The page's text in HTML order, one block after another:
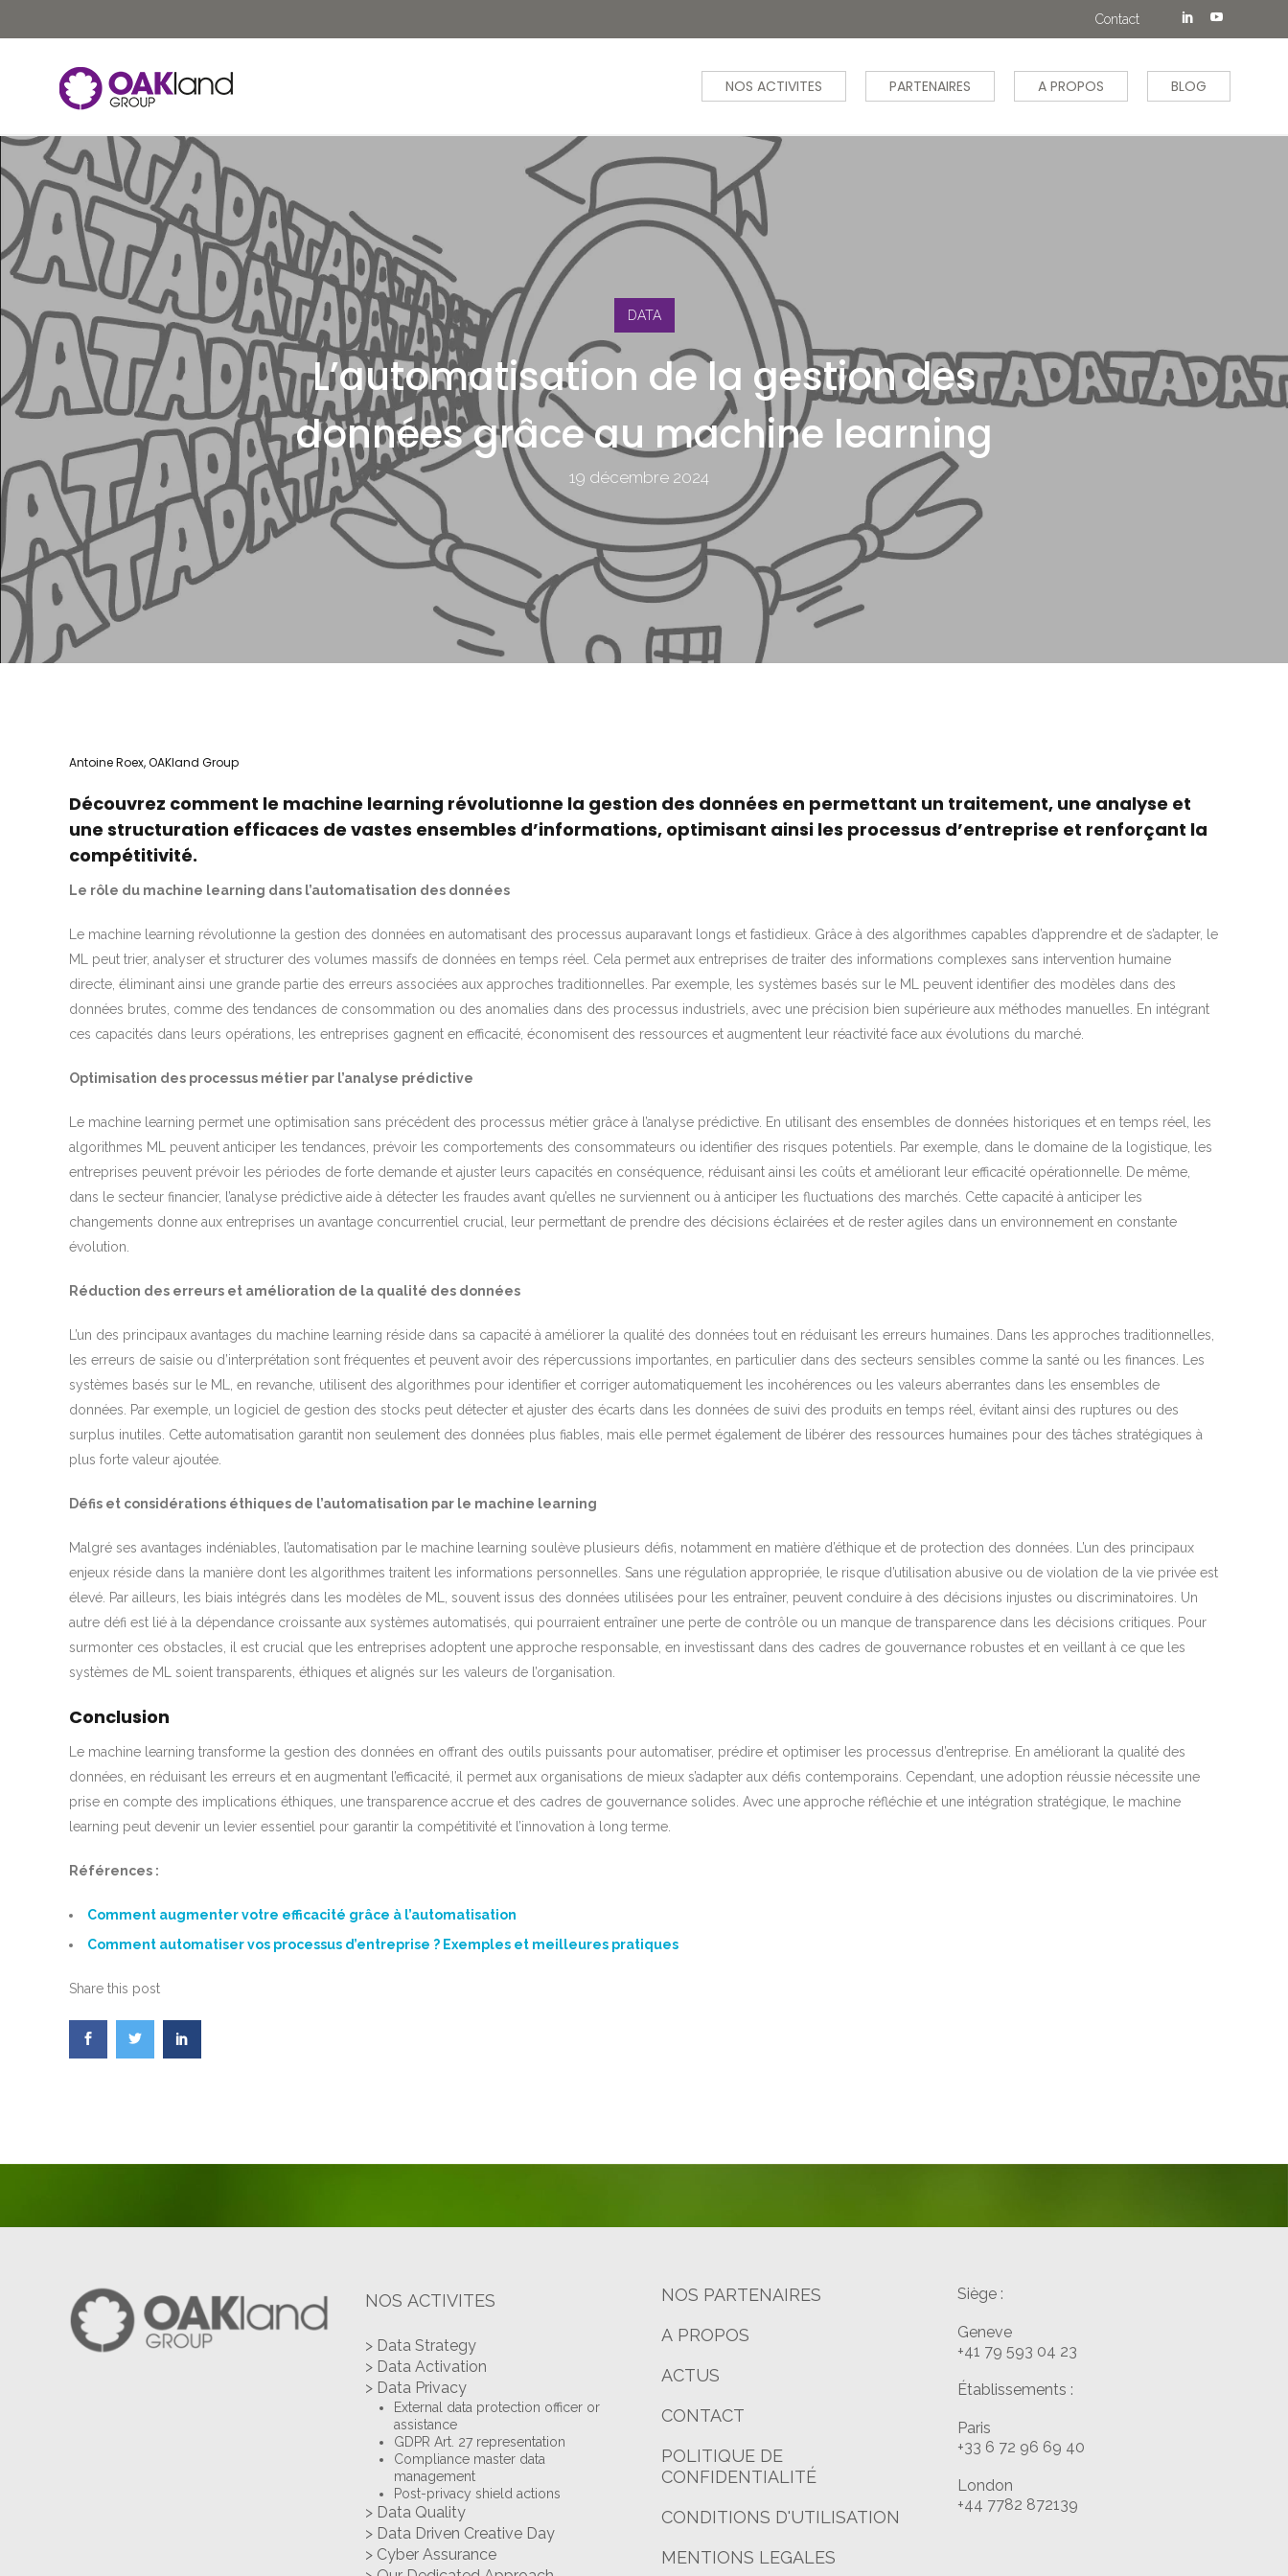
Contact
NOS ACTIVITES PARTENAIRES A PROPOS BLOG
DATA
L’automatisation de la gestion des
données grâce au machine learning
19 décembre 2024
Antoine Roex, OAKland Group
Découvrez comment le machine learning révolutionne la gestion des données en permettant un traitement, une analyse et
une structuration efficaces de vastes ensembles d’informations, optimisant ainsi les processus d’entreprise et renforçant la
compétitivité.
Le rôle du machine learning dans l’automatisation des données
Le machine learning révolutionne la gestion des données en automatisant des processus auparavant longs et fastidieux. Grâce à des algorithmes capables d’apprendre et de s’adapter, le
ML peut trier, analyser et structurer des volumes massifs de données en temps réel. Cela permet aux entreprises de traiter des informations complexes sans intervention humaine
directe, éliminant ainsi une grande partie des erreurs associées aux approches traditionnelles. Par exemple, les systèmes basés sur le ML peuvent identifier des modèles dans des
données brutes, comme des tendances de consommation ou des anomalies dans des processus industriels, avec une précision bien supérieure aux méthodes manuelles. En intégrant
ces capacités dans leurs opérations, les entreprises gagnent en efficacité, économisent des ressources et augmentent leur réactivité face aux évolutions du marché.
Optimisation des processus métier par l’analyse prédictive
Le machine learning permet une optimisation sans précédent des processus métier grâce à l’analyse prédictive. En utilisant des ensembles de données historiques et en temps réel, les
algorithmes ML peuvent anticiper les tendances, prévoir les comportements des consommateurs ou identifier des risques potentiels. Par exemple, dans le domaine de la logistique, les
entreprises peuvent prévoir les périodes de forte demande et ajuster leurs capacités en conséquence, réduisant ainsi les coûts et améliorant leur efficacité opérationnelle. De même,
dans le secteur financier, l’analyse prédictive aide à détecter les fraudes avant qu’elles ne surviennent ou à anticiper les fluctuations des marchés. Cette capacité à anticiper les
changements donne aux entreprises un avantage concurrentiel crucial, leur permettant de prendre des décisions éclairées et de rester agiles dans un environnement en constante
évolution.
Réduction des erreurs et amélioration de la qualité des données
L’un des principaux avantages du machine learning réside dans sa capacité à améliorer la qualité des données tout en réduisant les erreurs humaines. Dans les approches traditionnelles,
les erreurs de saisie ou d’interprétation sont fréquentes et peuvent avoir des répercussions importantes, en particulier dans des secteurs sensibles comme la santé ou les finances. Les
systèmes basés sur le ML, en revanche, utilisent des algorithmes pour identifier et corriger automatiquement les incohérences ou les valeurs aberrantes dans les ensembles de
données. Par exemple, un logiciel de gestion des stocks peut détecter et ajuster des écarts dans les données de suivi des produits en temps réel, évitant ainsi des ruptures ou des
surplus inutiles. Cette automatisation garantit non seulement des données plus fiables, mais elle permet également de libérer des ressources humaines pour des tâches stratégiques à
plus forte valeur ajoutée.
Défis et considérations éthiques de l’automatisation par le machine learning
Malgré ses avantages indéniables, l’automatisation par le machine learning soulève plusieurs défis, notamment en matière d’éthique et de protection des données. L’un des principaux
enjeux réside dans la manière dont les algorithmes traitent les informations personnelles. Sans une régulation appropriée, le risque d’utilisation abusive ou de violation de la vie privée est
élevé. Par ailleurs, les biais intégrés dans les modèles de ML, souvent issus des données utilisées pour les entraîner, peuvent conduire à des décisions injustes ou discriminatoires. Un
autre défi est lié à la dépendance croissante aux systèmes automatisés, qui pourraient entraîner une perte de contrôle ou un manque de transparence dans les décisions critiques. Pour
surmonter ces obstacles, il est crucial que les entreprises adoptent une approche responsable, en investissant dans des cadres de gouvernance robustes et en veillant à ce que les
systèmes de ML soient transparents, éthiques et alignés sur les valeurs de l’organisation.
Conclusion
Le machine learning transforme la gestion des données en offrant des outils puissants pour automatiser, prédire et optimiser les processus d’entreprise. En améliorant la qualité des
données, en réduisant les erreurs et en augmentant l’efficacité, il permet aux organisations de mieux s’adapter aux défis contemporains. Cependant, une adoption réussie nécessite une
prise en compte des implications éthiques, une transparence accrue et des cadres de gouvernance solides. Avec une approche réfléchie et une intégration stratégique, le machine
learning peut devenir un levier essentiel pour garantir la compétitivité et l’innovation à long terme.
Références :
Comment augmenter votre efficacité grâce à l’automatisation
Comment automatiser vos processus d’entreprise ? Exemples et meilleures pratiques
Share this post
NOS ACTIVITES
> Data Strategy
> Data Activation
> Data Privacy
External data protection officer or
assistance
GDPR Art. 27 representation
Compliance master data
management
Post-privacy shield actions
> Data Quality
> Data Driven Creative Day
> Cyber Assurance
NOS PARTENAIRES
A PROPOS
ACTUS
CONTACT
POLITIQUE DE
CONFIDENTIALITÉ
CONDITIONS D'UTILISATION
MENTIONS LEGALES
Siège :
Geneve
+41 79 593 04 23
Établissements :
Paris
+33 6 72 96 69 40
London
+44 7782 872139